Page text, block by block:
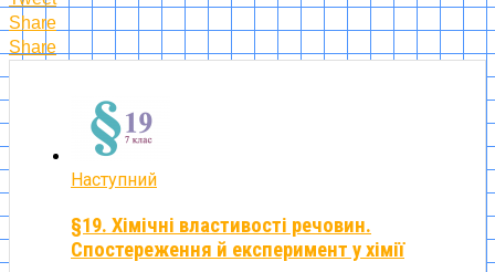
Share
Share
Наступний
§19. Хімічні властивості речовин.
Спостереження й експеримент у хімії